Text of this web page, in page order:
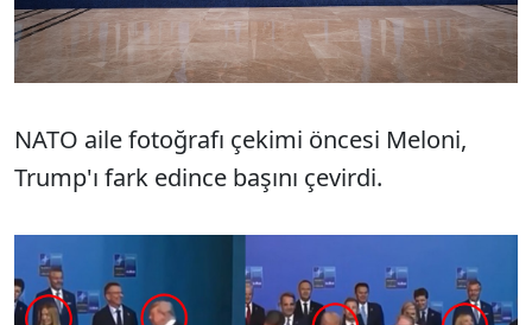
NATO aile fotoğrafı çekimi öncesi Meloni,
Trump'ı fark edince başını çevirdi.